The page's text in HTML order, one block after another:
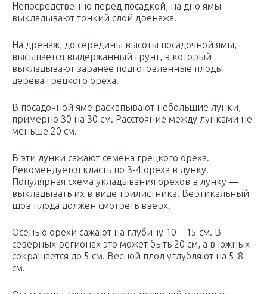
Непосредственно перед посадкой, на дно ямы
выкладывают тонкий слой дренажа.
На дренаж, до середины высоты посадочной ямы,
высыпается выдержанный грунт, в который
выкладывают заранее подготовленные плоды
дерева грецкого ореха.
В посадочной яме раскапывают небольшие лунки,
примерно 30 на 30 см. Расстояние между лунками не
меньше 20 см.
В эти лунки сажают семена грецкого ореха.
Рекомендуется класть по 3-4 ореха в лунку.
Популярная схема укладывания орехов в лунку —
выкладывать их в виде трилистника. Вертикальный
шов плода должен смотреть вверх.
Осенью орехи сажают на глубину 10 – 15 см. В
северных регионах это может быть 20 см, а в южных
сокращается до 5 см. Весной плод углубляют на 5-8
см.